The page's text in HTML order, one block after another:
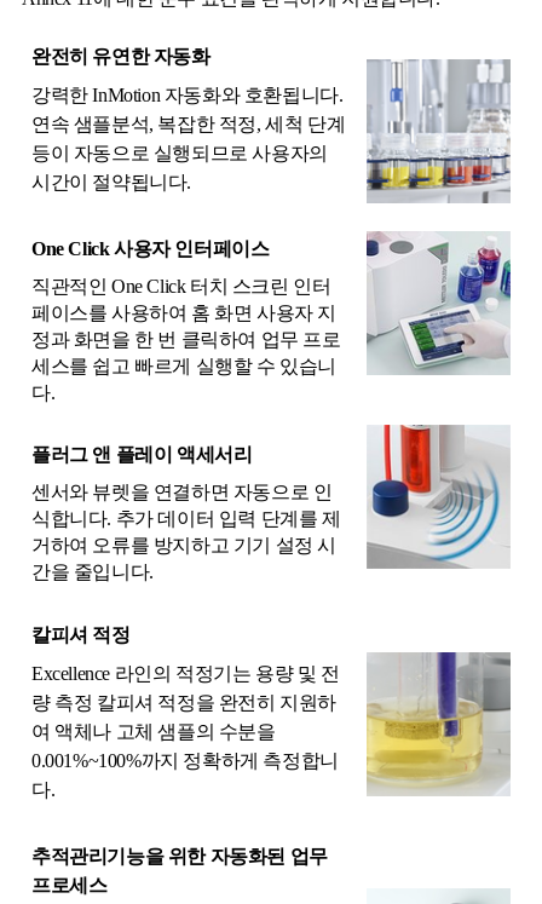
완전히 유연한 자동화
강력한 InMotion 자동화와 호환됩니다.
연속 샘플분석, 복잡한 적정, 세척 단계
등이 자동으로 실행되므로 사용자의
시간이 절약됩니다.
One Click 사용자 인터페이스
직관적인 One Click 터치 스크린 인터
페이스를 사용하여 홈 화면 사용자 지
정과 화면을 한 번 클릭하여 업무 프로
세스를 쉽고 빠르게 실행할 수 있습니
다.
플러그 앤 플레이 액세서리
센서와 뷰렛을 연결하면 자동으로 인
식합니다. 추가 데이터 입력 단계를 제
거하여 오류를 방지하고 기기 설정 시
간을 줄입니다.
칼피셔 적정
Excellence 라인의 적정기는 용량 및 전
량 측정 칼피셔 적정을 완전히 지원하
여 액체나 고체 샘플의 수분을
0.001%~100%까지 정확하게 측정합니
다.
추적관리기능을 위한 자동화된 업무
프로세스